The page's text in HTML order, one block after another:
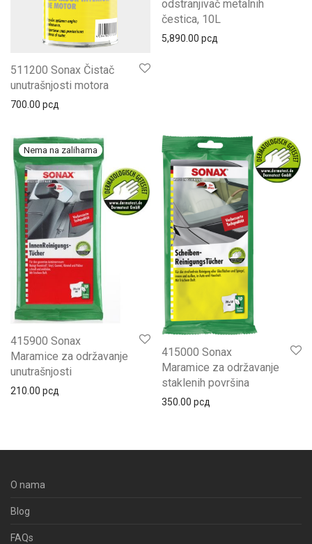
511200 Sonax Čistač
unutrašnjosti motora
700.00 рсд
odstranjivač metalnih
čestica, 10L
5,890.00 рсд
415900 Sonax
Maramice za održavanje
unutrašnjosti
210.00 рсд
415000 Sonax
Maramice za održavanje
staklenih površina
350.00 рсд
O nama
Blog
FAQs